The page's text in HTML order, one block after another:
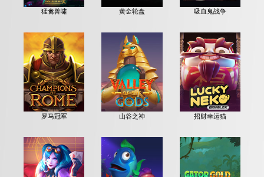
猛禽兽啸 黄金轮盘 吸血鬼战争
罗马冠军 山谷之神 招财幸运猫